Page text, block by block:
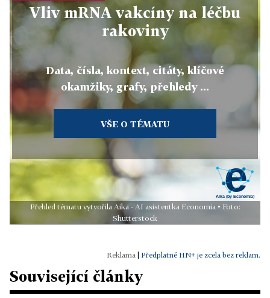
Vliv mRNA vakcíny na léčbu
rakoviny
Data, čísla, kontext, citáty, klíčové
okamžiky, grafy, přehledy ...
VŠE O TÉMATU
Přehled tématu vytvořila Aika - AI asistentka Economia • Foto:
Shutterstock
| Předplatné HN+ je zcela bez reklam.
Související články